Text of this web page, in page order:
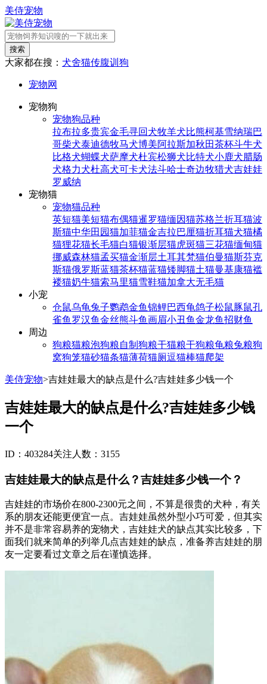
美侍宠物
搜索
大家都在搜： 犬舍猫传腹训狗
宠物网
宠物狗
宠物狗品种
拉布拉多贵宾金毛寻回犬牧羊犬比熊柯基雪纳瑞巴
哥柴犬泰迪德牧马犬博美阿拉斯加秋田茶杯斗牛犬
比格犬蝴蝶犬萨摩犬杜宾松狮犬比特犬小鹿犬腊肠
犬格力犬杜高犬可卡犬法斗哈士奇边牧猎犬吉娃娃
罗威纳
宠物猫
宠物猫品种
英短猫美短猫布偶猫暹罗猫缅因猫苏格兰折耳猫波
斯猫中华田园猫加菲猫金吉拉巴厘猫折耳猫犬猫橘
猫狸花猫长毛猫白猫银渐层猫虎斑猫三花猫缅甸猫
挪威森林猫孟买猫金渐层土耳其梵猫伯曼猫斯芬克
斯猫俄罗斯蓝猫茶杯猫蓝猫矮脚猫土猫曼基康猫褴
褛猫奶牛猫索马里猫雪鞋猫加拿大无毛猫
小宠
仓鼠乌龟兔子鹦鹉金鱼锦鲤巴西龟鸽子松鼠豚鼠孔
雀鱼 罗汉鱼金丝熊斗鱼画眉小丑鱼金龙鱼招财鱼
周边
狗粮猫粮泡狗粮自制狗粮干猫粮干狗粮龟粮兔粮狗
窝狗笼猫砂猫条猫薄荷猫厕逗猫棒猫爬架
美侍宠物>吉娃娃最大的缺点是什么?吉娃娃多少钱一个
吉娃娃最大的缺点是什么?吉娃娃多少钱
一个
ID：403284关注人数：3155
吉娃娃最大的缺点是什么？吉娃娃多少钱一个？
吉娃娃的市场价在800-2300元之间，不算是很贵的犬种，有关
系的朋友还能更便宜一点。吉娃娃虽然外型小巧可爱，但其实
并不是非常容易养的宠物犬，吉娃娃犬的缺点其实比较多，下
面我们就来简单的列举几点吉娃娃的缺点，准备养吉娃娃的朋
友一定要看过文章之后在谨慎选择。